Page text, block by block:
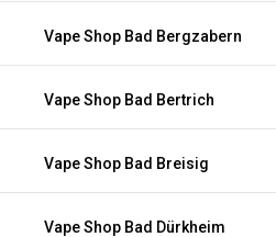
Vape Shop Bad Bergzabern
Vape Shop Bad Bertrich
Vape Shop Bad Breisig
Vape Shop Bad Dürkheim